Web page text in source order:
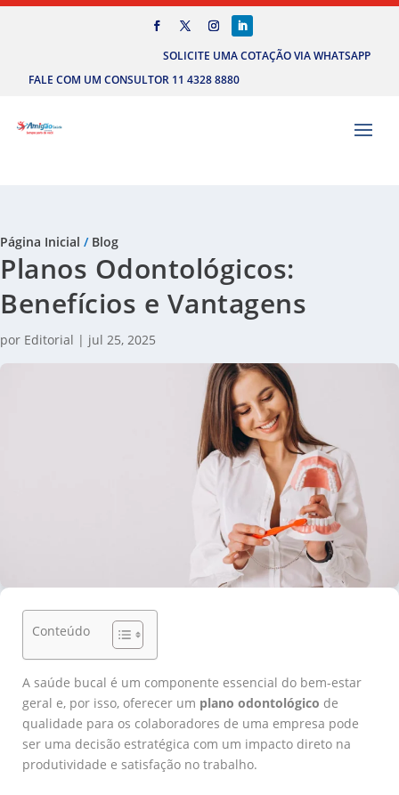
SOLICITE UMA COTAÇÃO VIA WHATSAPP
FALE COM UM CONSULTOR 11 4328 8880
Página Inicial / Blog
Planos Odontológicos:
Benefícios e Vantagens
por Editorial | jul 25, 2025
Conteúdo
A saúde bucal é um componente essencial do bem-estar
geral e, por isso, oferecer um plano odontológico de
qualidade para os colaboradores de uma empresa pode
ser uma decisão estratégica com um impacto direto na
produtividade e satisfação no trabalho.